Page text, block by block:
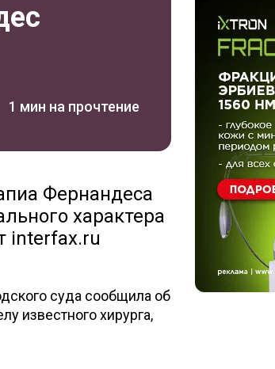
1 мин на прочтение
Фернандеса
характера
interfax.ru
суда сообщила об
известного хирурга,